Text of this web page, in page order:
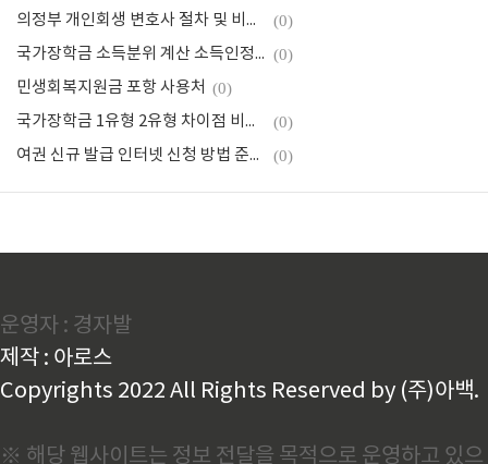
의정부 개인회생 변호사 절차 및 비용 무료 상담 (0)
국가장학금 소득분위 계산 소득인정액, 지원구간 확인 (0)
민생회복지원금 포항 사용처 (0)
국가장학금 1유형 2유형 차이점 비교 신청 방법 (0)
여권 신규 발급 인터넷 신청 방법 준비물 절차 (0)
운영자 : 경자발
제작 : 아로스
Copyrights 2022 All Rights Reserved by (주)아백.
※ 해당 웹사이트는 정보 전달을 목적으로 운영하고 있으